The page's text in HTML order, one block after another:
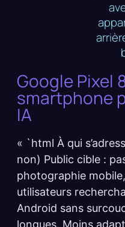
Google Pixel
smartphone
IA
« `html À qui
non) Public cible :
photographie
utilisateurs
Android sans
longues. Moins